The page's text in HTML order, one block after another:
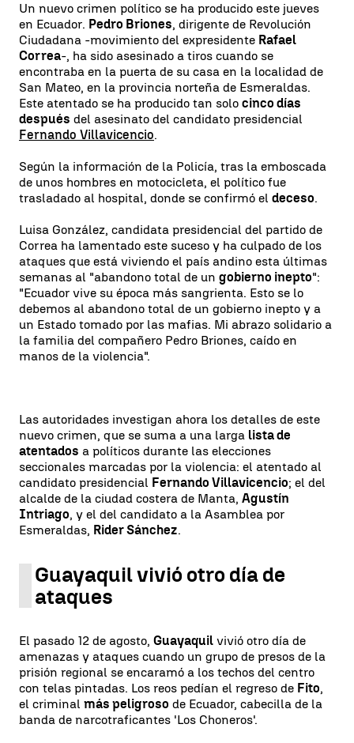
Un nuevo crimen político se ha producido este jueves
en Ecuador. Pedro Briones, dirigente de Revolución
Ciudadana -movimiento del expresidente Rafael
Correa-, ha sido asesinado a tiros cuando se
encontraba en la puerta de su casa en la localidad de
San Mateo, en la provincia norteña de Esmeraldas.
Este atentado se ha producido tan solo cinco días
después del asesinato del candidato presidencial
Fernando Villavicencio.
Según la información de la Policía, tras la emboscada
de unos hombres en motocicleta, el político fue
trasladado al hospital, donde se confirmó el deceso.
Luisa González, candidata presidencial del partido de
Correa ha lamentado este suceso y ha culpado de los
ataques que está viviendo el país andino esta últimas
semanas al "abandono total de un gobierno inepto":
"Ecuador vive su época más sangrienta. Esto se lo
debemos al abandono total de un gobierno inepto y a
un Estado tomado por las mafias. Mi abrazo solidario a
la familia del compañero Pedro Briones, caído en
manos de la violencia".
Las autoridades investigan ahora los detalles de este
nuevo crimen, que se suma a una larga lista de
atentados a políticos durante las elecciones
seccionales marcadas por la violencia: el atentado al
candidato presidencial Fernando Villavicencio; el del
alcalde de la ciudad costera de Manta, Agustín
Intriago, y el del candidato a la Asamblea por
Esmeraldas, Rider Sánchez.
Guayaquil vivió otro día de
ataques
El pasado 12 de agosto, Guayaquil vivió otro día de
amenazas y ataques cuando un grupo de presos de la
prisión regional se encaramó a los techos del centro
con telas pintadas. Los reos pedían el regreso de Fito,
el criminal más peligroso de Ecuador, cabecilla de la
banda de narcotraficantes 'Los Choneros'.